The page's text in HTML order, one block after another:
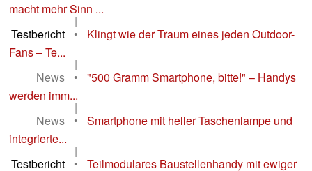
macht mehr Sinn ...
|
Testbericht
•
Klingt wie der Traum eines jeden Outdoor-
Fans – Te...
|
News
•
"500 Gramm Smartphone, bitte!" – Handys
werden imm...
|
News
•
Smartphone mit heller Taschenlampe und
integrierte...
|
Testbericht
• Teilmodulares Baustellenhandy mit ewiger